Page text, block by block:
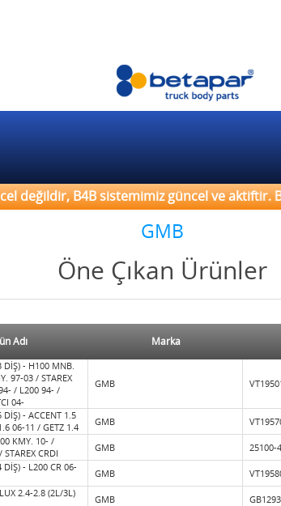
değildir, B4B sistemimiz güncel ve aktiftir.
GMB
Öne Çıkan Ürünler
Adı Marka
DİŞ) - H100 MNB.
97-03 / STAREX
/ L200 94- /
04-
GMB
DİŞ) - ACCENT 1.5
06-11 / GETZ 1.4
GMB
KMY. 10- /
CRDI
GMB 25100-
DİŞ) - L200 CR 06-
GMB
2.4-2.8 (2L/3L)
GMB